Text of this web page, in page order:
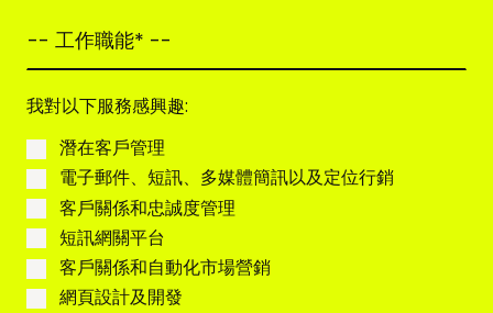
n
g
S
A
我對以下服務感興趣:
潛在客戶管理
電子郵件、短訊、多媒體簡訊以及定位行銷
客戶關係和忠誠度管理
短訊網關平台
客戶關係和自動化市場營銷
網頁設計及開發